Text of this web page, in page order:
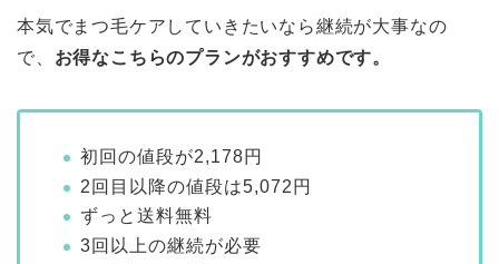
本気でまつ毛ケアしていきたいなら継続が大事なの
で、 お得なこちらのプランがおすすめです。
初回の値段が2,178円
2回目以降の値段は5,072円
ずっと送料無料
3回以上の継続が必要